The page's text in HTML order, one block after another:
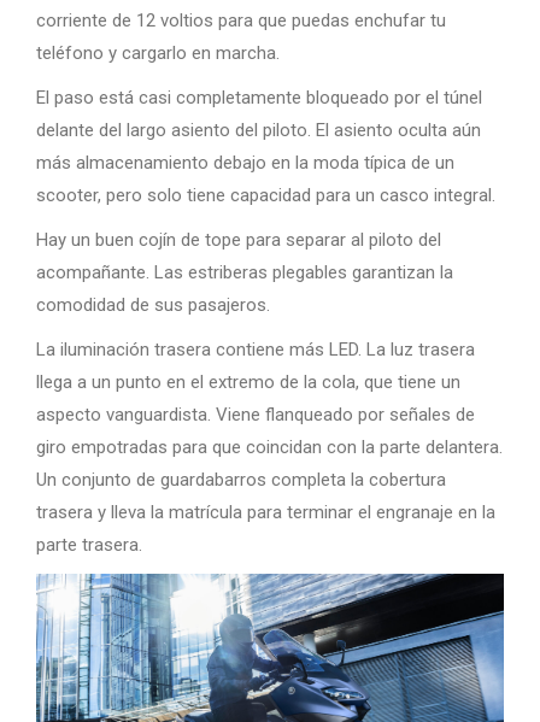
corriente de 12 voltios para que puedas enchufar tu
teléfono y cargarlo en marcha.
El paso está casi completamente bloqueado por el túnel
delante del largo asiento del piloto. El asiento oculta aún
más almacenamiento debajo en la moda típica de un
scooter, pero solo tiene capacidad para un casco integral.
Hay un buen cojín de tope para separar al piloto del
acompañante. Las estriberas plegables garantizan la
comodidad de sus pasajeros.
La iluminación trasera contiene más LED. La luz trasera
llega a un punto en el extremo de la cola, que tiene un
aspecto vanguardista. Viene flanqueado por señales de
giro empotradas para que coincidan con la parte delantera.
Un conjunto de guardabarros completa la cobertura
trasera y lleva la matrícula para terminar el engranaje en la
parte trasera.